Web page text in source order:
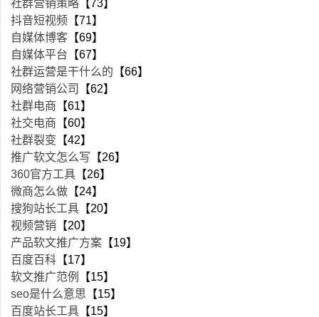
社群营销策略 【73】
抖音短视频 【71】
自媒体博客 【69】
自媒体平台 【67】
社群运营是干什么的 【66】
网络营销公司
【62】
社群电商 【61】
社交电商 【60】
社群裂变 【42】
推广软文怎么写 【26】
360官方工具 【26】
微商怎么做 【24】
搜狗站长工具 【20】
视频营销 【20】
产品软文推广方案 【19】
百度百科 【17】
软文推广范例
【15】
seo是什么意思 【15】
百度站长工具 【15】